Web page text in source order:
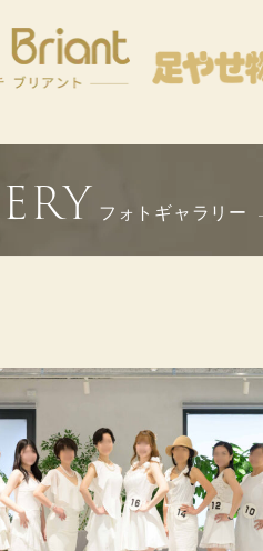
フォトギャラリー